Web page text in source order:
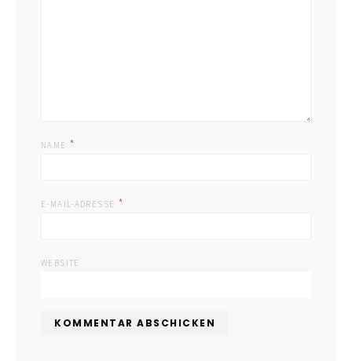
NAME *
E-MAIL-ADRESSE *
WEBSITE